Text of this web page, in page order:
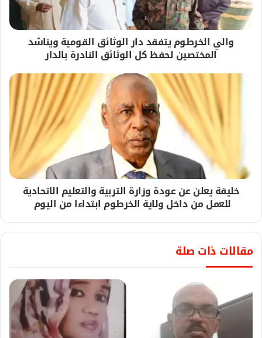
والي الخرطوم يتفقد دار الوثائق القومية ويناشد
المختصين لحفظ كل الوثائق النادرة بالدار
خليفة يعلن عن عودة وزارة التربية والتعليم الاتحادية
للعمل من داخل ولاية الخرطوم ابتداءا من اليوم
مقالات ذات صلة